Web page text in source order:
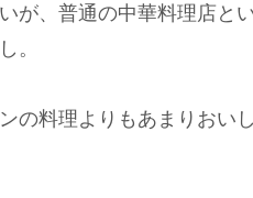
が、普通の中華料理店と
。
の料理よりもあまりおい